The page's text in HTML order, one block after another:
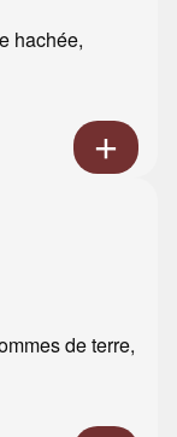
hachée,
de terre,